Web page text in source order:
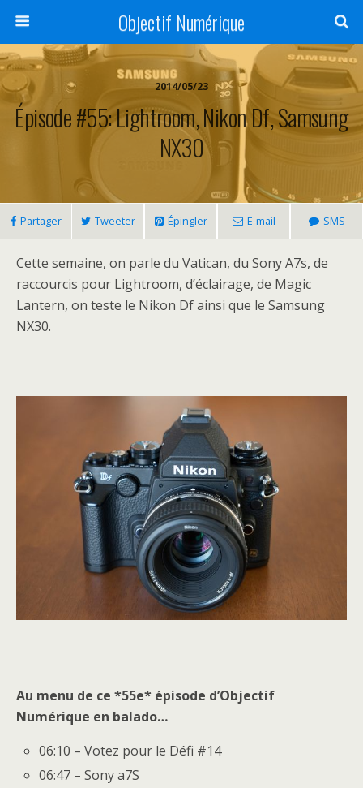
Objectif Numérique
2014/05/23
Épisode #55: Lightroom, Nikon Df, Samsung
NX30
Partager Tweeter Épingler E-mail SMS
Cette semaine, on parle du Vatican, du Sony A7s, de
raccourcis pour Lightroom, d’éclairage, de Magic
Lantern, on teste le Nikon Df ainsi que le Samsung
NX30.
Au menu de ce *55e* épisode d’Objectif
Numérique en balado…
06:10 – Votez pour le Défi #14
06:47 – Sony a7S